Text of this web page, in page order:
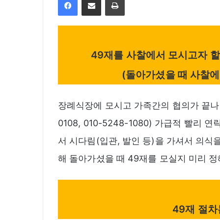
49재를 사찰에서 모시고자
(돌아가셨을 때 사찰
장례식장에 모시고 가족간의 협의가 끝
0108, 010-5248-1080) 가급적 빨리 연
서 시다림(입관, 발인 등)을 가셔서 의식
해 돌아가셨을 때 49재를 모실지 미리
49재 절차